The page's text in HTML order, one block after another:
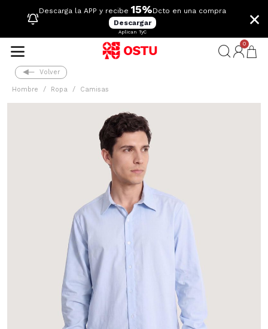
Descarga la APP y recibe 15%Dcto en una compra
Descargar
Aplican TyC
×
0
Volver
Hombre Ropa Camisas